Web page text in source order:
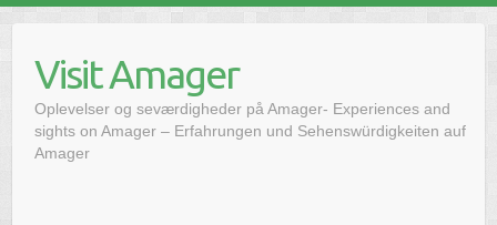
innehållVisit Amager
Oplevelser og seværdigheder på Amager- Experiences and
sights on Amager – Erfahrungen und Sehenswürdigkeiten auf
Amager